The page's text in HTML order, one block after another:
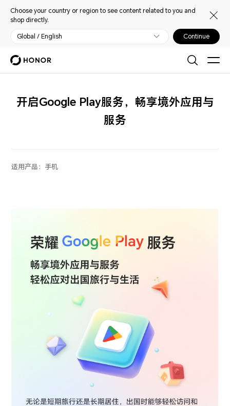
Choose your country or region to see content related to you and
shop directly.
Global / English Continue
开启Google Play服务，畅享境外应用与
服务
适用产品： 手机